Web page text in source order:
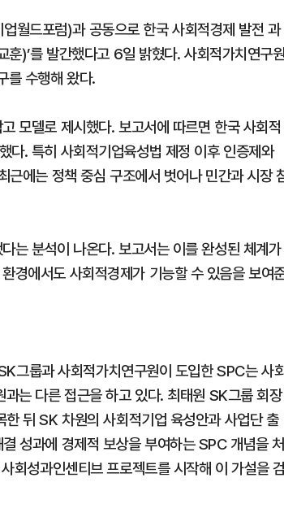
월드포럼)과 공동으로 한국 사회적경제 발전 과
)’를 발간했다고 6일 밝혔다. 사회적가치연구
를 수행해 왔다.
모델로 제시했다. 보고서에 따르면 한국 사회적
다. 특히 사회적기업육성법 제정 이후 인증제와
에는 정책 중심 구조에서 벗어나 민간과 시장
는 분석이 나온다. 보고서는 이를 완성된 체계가
경에서도 사회적경제가 기능할 수 있음을 보여
그룹과 사회적가치연구원이 도입한 SPC는 사
는 다른 접근을 하고 있다. 최태원 SK그룹 회장
뒤 SK 차원의 사회적기업 육성안과 사업단 출
성과에 경제적 보상을 부여하는 SPC 개념을
회성과인센티브 프로젝트를 시작해 이 가설을